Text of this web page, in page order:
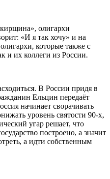
олигархи
«И я так хочу» и на
которые также с
и их коллеги из России.
В России придя в
Ельцин передаёт
начинает сворачивать
уровень святости 90-х,
угар решает, что
построено, а значит
а идти собственным